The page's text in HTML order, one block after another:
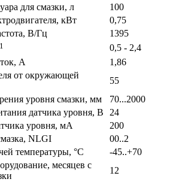
для смазки, л
100
кВт
0,75
В/Гц
1395
0,5 - 2,4
А
1,86
от окружающей
55
уровня смазки, мм
70...2000
датчика уровня, В
24
уровня, мА
200
NLGI
00..2
температуры, °С
-45..+70
месяцев с
12